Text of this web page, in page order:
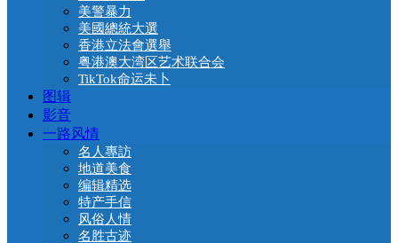
美警暴力
美國總統大選
香港立法會選舉
粤港澳大湾区艺术联合会
TikTok命运未卜
图辑
影音
一路风情
名人專訪
地道美食
编辑精选
特产手信
风俗人情
名胜古迹